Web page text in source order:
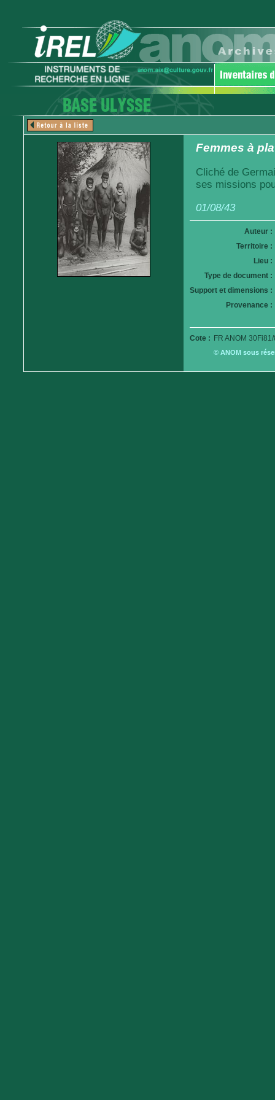
Femmes à
Cliché de
ses missions
01/08/43
Auteur :
Territoire :
Lieu :
Type de document :
Support et dimensions :
Provenance :
Cote : FR ANOM
© ANOM sous